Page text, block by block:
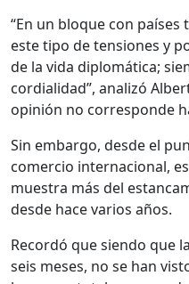
“En un bloque con
este tipo de tensiones y
de la vida diplomática;
cordialidad”, analizó
opinión no corresponde
Sin embargo, desde el
comercio internacional,
muestra más del
desde hace varios años.
Recordó que siendo que
seis meses, no se han